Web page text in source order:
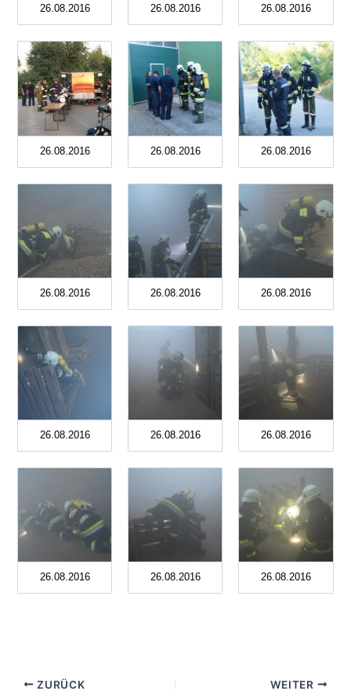
26.08.2016 26.08.2016 26.08.2016
26.08.2016 26.08.2016 26.08.2016
26.08.2016 26.08.2016 26.08.2016
26.08.2016 26.08.2016 26.08.2016
26.08.2016 26.08.2016 26.08.2016
ZURÜCK WEITER